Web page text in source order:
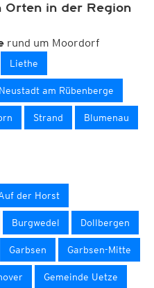
Orten in der Region
rund um Moordorf
Liethe
Neustadt am Rübenberge
Strand Blumenau
der Horst
Burgwedel Dollbergen
Garbsen Garbsen-Mitte
Gemeinde Uetze